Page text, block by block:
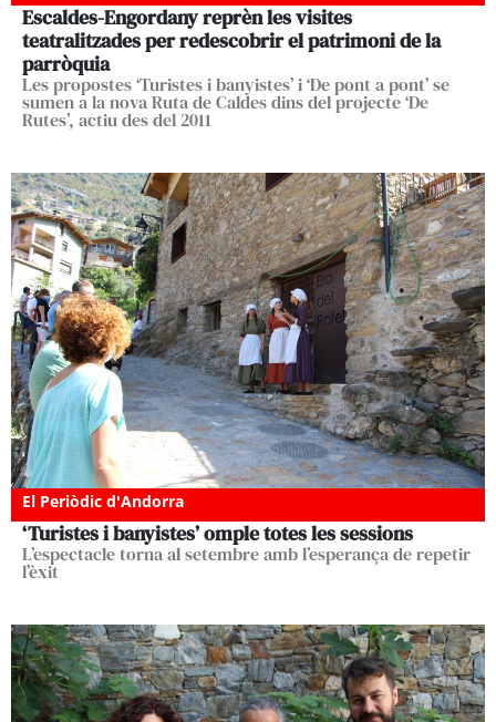
Escaldes-Engordany reprèn les visites
teatralitzades per redescobrir el patrimoni de la
parròquia
Les propostes ‘Turistes i banyistes’ i ‘De pont a pont’ se
sumen a la nova Ruta de Caldes dins del projecte ‘De
Rutes’, actiu des del 2011
El Periòdic d'Andorra
‘Turistes i banyistes’ omple totes les sessions
L’espectacle torna al setembre amb l’esperança de repetir
l’èxit